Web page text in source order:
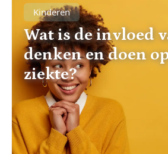
Kinderen
Wat is de invloed
denken en doen
ziekte?